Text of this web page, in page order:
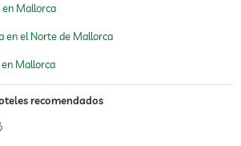
Mallorca
en el Norte de Mallorca
Mallorca
recomendados